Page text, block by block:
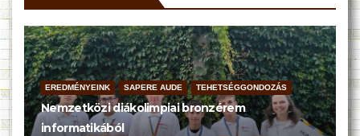
EREDMÉNYEINK SAPERE AUDE TEHETSÉGGONDOZÁS
Nemzetközi diákolimpiai bronzérem
informatikából